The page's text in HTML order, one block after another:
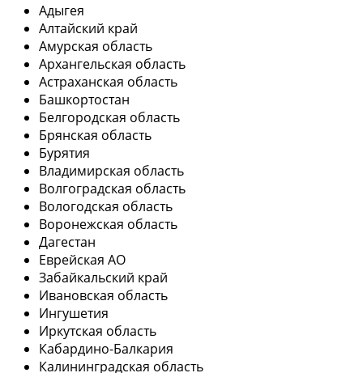
Адыгея
Алтайский край
Амурская область
Архангельская область
Астраханская область
Башкортостан
Белгородская область
Брянская область
Бурятия
Владимирская область
Волгоградская область
Вологодская область
Воронежская область
Дагестан
Еврейская АО
Забайкальский край
Ивановская область
Ингушетия
Иркутская область
Кабардино-Балкария
Калининградская область